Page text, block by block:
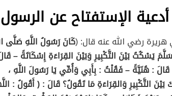
الإستفتاح عن الرسول
هريرة رضي الله عنه قال: (كَانَ رَسُولُ اللَّهِ صَلَّى
يَسْكُتُ بَيْنَ التَّكْبِيرِ وَبَيْنَ القِرَاءَةِ إِسْكَاتَةً –
: هُنَيَّةً – فَقُلْتُ : بِأَبِي وَأُمِّي يَا رَسُولَ اللَّهِ ،
بَيْنَ التَّكْبِيرِ وَالقِرَاءَةِ مَا تَقُولُ؟ قَالَ : ( أَقُولُ :